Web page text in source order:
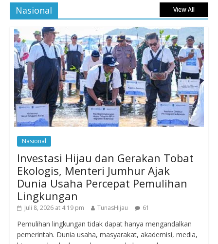
Nasional View All
Nasional
Investasi Hijau dan Gerakan Tobat
Ekologis, Menteri Jumhur Ajak
Dunia Usaha Percepat Pemulihan
Lingkungan
Juli 8, 2026 at 4:19 pm TunasHijau 61
Pemulihan lingkungan tidak dapat hanya mengandalkan
pemerintah. Dunia usaha, masyarakat, akademisi, media,